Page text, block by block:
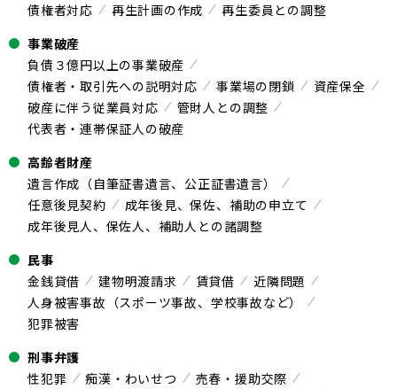
債権者対応
再生計画の作成
再生委員との調整
事業破産
負債３億円以上の事業破産
債権者・取引先への説明対応
事業場の閉鎖
資産保全
破産に伴う従業員対応
管財人との調整
代表者・連帯保証人の破産
高齢者財産
遺言作成（自筆証書遺言、公正証書遺言）
任意後見契約
成年後見、保佐、補助の申立て
成年後見人、保佐人、補助人との諸調整
民事
金銭貸借
建物明渡請求 賃貸借
近隣問題
人身被害事故（スポーツ事故、学校事故など）
犯罪被害
刑事弁護
性犯罪
痴漢・わいせつ
売春・援助交際